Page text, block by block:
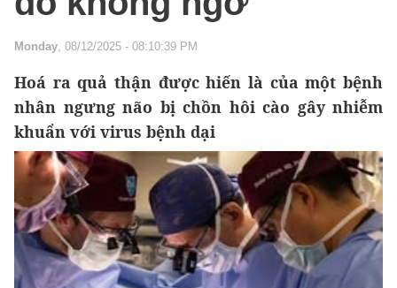
Monday, 08/12/2025 - 08:10:39 PM
Hoá ra quả thận được hiến là của một bệnh
nhân ngưng não bị chồn hôi cào gây nhiễm
khuẩn với virus bệnh dại